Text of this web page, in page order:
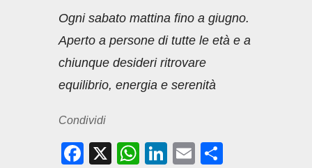
Ogni sabato mattina fino a giugno.
Aperto a persone di tutte le età e a
chiunque desideri ritrovare
equilibrio, energia e serenità
Condividi
F
X
W
Li
E